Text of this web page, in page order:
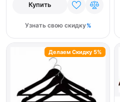
Купить
Узнать свою скидку
Делаем Скидку 5%